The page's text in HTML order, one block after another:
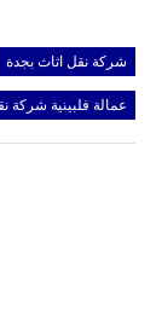
شركة نقل اثاث بجدة
عمالة فلبينية